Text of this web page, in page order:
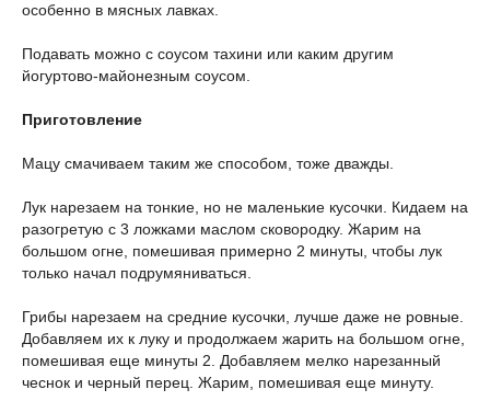
особенно в мясных лавках.
Подавать можно с соусом тахини или каким другим
йогуртово-майонезным соусом.
Приготовление
Мацу смачиваем таким же способом, тоже дважды.
Лук нарезаем на тонкие, но не маленькие кусочки. Кидаем на
разогретую с 3 ложками маслом сковородку. Жарим на
большом огне, помешивая примерно 2 минуты, чтобы лук
только начал подрумяниваться.
Грибы нарезаем на средние кусочки, лучше даже не ровные.
Добавляем их к луку и продолжаем жарить на большом огне,
помешивая еще минуты 2. Добавляем мелко нарезанный
чеснок и черный перец. Жарим, помешивая еще минуту.